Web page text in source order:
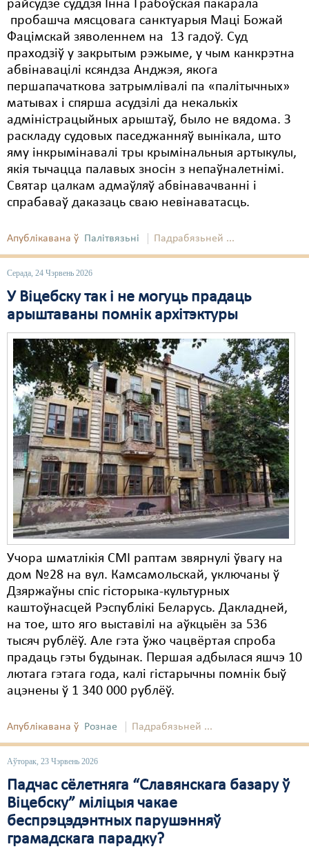
райсудзе суддзя Інна Грабоўская пакарала
пробашча мясцовага санктуарыя Маці Божай
Фацімскай зяволеннем на 13 гадоў. Суд
праходзіў у закрытым рэжыме, у чым канкрэтна
абвінавацілі ксяндза Анджэя, якога
першапачаткова затрымлівалі па «палітычных»
матывах і спярша асудзілі да некалькіх
адміністрацыйных арыштаў, было не вядома. З
раскладу судовых паседжанняў вынікала, што
яму інкрымінавалі тры крымінальныя артыкулы,
якія тычацца палавых зносін з непаўналетнімі.
Святар цалкам адмаўляў абвінавачванні і
спрабаваў даказаць сваю невінаватасць.
Апублікавана ў Палітвязьні Падрабязьней ...
Серада, 24 Чэрвень 2026
У Віцебску так і не могуць прадаць
арыштаваны помнік архітэктуры
Учора шматлікія СМІ раптам звярнулі ўвагу на
дом №28 на вул. Камсамольскай, уключаны ў
Дзяржаўны спіс гісторыка-культурных
каштоўнасцей Рэспублікі Беларусь. Дакладней,
на тое, што яго выставілі на аўкцыён за 536
тысяч рублёў. Але гэта ўжо чацвёртая спроба
прадаць гэты будынак. Першая адбылася яшчэ 10
лютага гэтага года, калі гістарычны помнік быў
ацэнены ў 1 340 000 рублёў.
Апублікавана ў Рознае Падрабязьней ...
Аўторак, 23 Чэрвень 2026
Падчас сёлетняга “Славянскага базару ў
Віцебску” міліцыя чакае
беспрэцэдэнтных парушэнняў
грамадскага парадку?